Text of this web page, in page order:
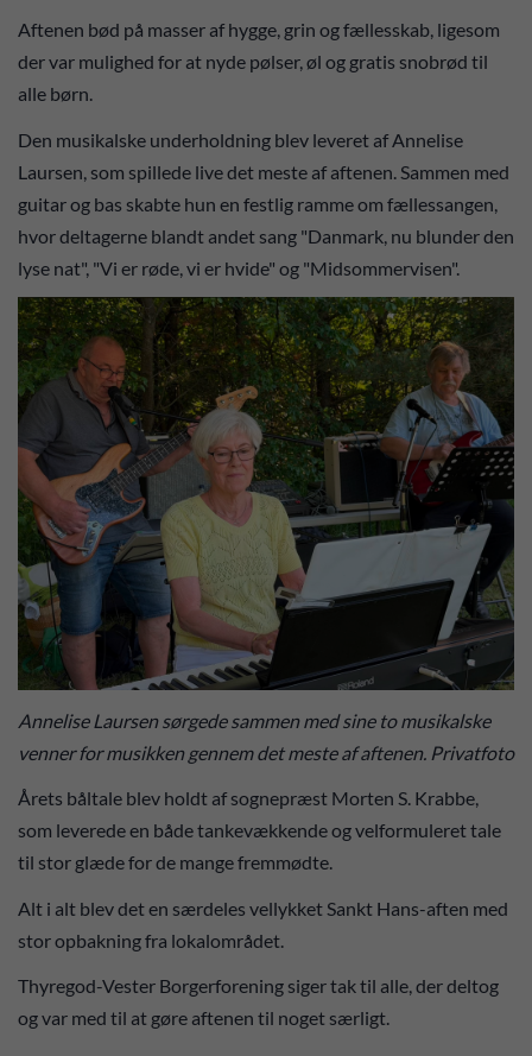
Aftenen bød på masser af hygge, grin og fællesskab, ligesom
der var mulighed for at nyde pølser, øl og gratis snobrød til
alle børn.
Den musikalske underholdning blev leveret af Annelise
Laursen, som spillede live det meste af aftenen. Sammen med
guitar og bas skabte hun en festlig ramme om fællessangen,
hvor deltagerne blandt andet sang "Danmark, nu blunder den
lyse nat", "Vi er røde, vi er hvide" og "Midsommervisen".
Annelise Laursen sørgede sammen med sine to musikalske
venner for musikken gennem det meste af aftenen. Privatfoto
Årets båltale blev holdt af sognepræst Morten S. Krabbe,
som leverede en både tankevækkende og velformuleret tale
til stor glæde for de mange fremmødte.
Alt i alt blev det en særdeles vellykket Sankt Hans-aften med
stor opbakning fra lokalområdet.
Thyregod-Vester Borgerforening siger tak til alle, der deltog
og var med til at gøre aftenen til noget særligt.